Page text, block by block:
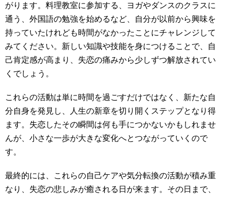
がります。料理教室に参加する、ヨガやダンスのクラスに
通う、外国語の勉強を始めるなど、自分が以前から興味を
持っていたけれども時間がなかったことにチャレンジして
みてください。新しい知識や技能を身につけることで、自
己肯定感が高まり、失恋の痛みから少しずつ解放されてい
くでしょう。
これらの活動は単に時間を過ごすだけではなく、新たな自
分自身を発見し、人生の新章を切り開くステップとなり得
ます。失恋したその瞬間は何も手につかないかもしれませ
んが、小さな一歩が大きな変化へとつながっていくので
す。
最終的には、これらの自己ケアや気分転換の活動が積み重
なり、失恋の悲しみが癒される日が来ます。その日まで、